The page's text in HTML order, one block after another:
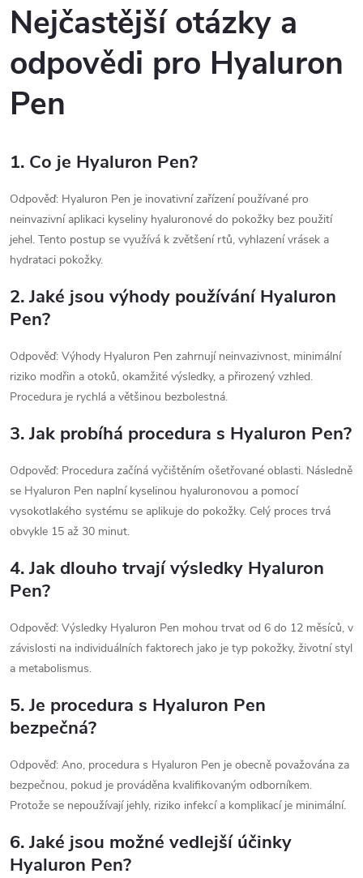
Nejčastější otázky a
odpovědi pro Hyaluron
Pen
1. Co je Hyaluron Pen?
Odpověď: Hyaluron Pen je inovativní zařízení používané pro
neinvazivní aplikaci kyseliny hyaluronové do pokožky bez použití
jehel. Tento postup se využívá k zvětšení rtů, vyhlazení vrásek a
hydrataci pokožky.
2. Jaké jsou výhody používání Hyaluron
Pen?
Odpověď: Výhody Hyaluron Pen zahrnují neinvazivnost, minimální
riziko modřin a otoků, okamžité výsledky, a přirozený vzhled.
Procedura je rychlá a většinou bezbolestná.
3. Jak probíhá procedura s Hyaluron Pen?
Odpověď: Procedura začíná vyčištěním ošetřované oblasti. Následně
se Hyaluron Pen naplní kyselinou hyaluronovou a pomocí
vysokotlakého systému se aplikuje do pokožky. Celý proces trvá
obvykle 15 až 30 minut.
4. Jak dlouho trvají výsledky Hyaluron
Pen?
Odpověď: Výsledky Hyaluron Pen mohou trvat od 6 do 12 měsíců, v
závislosti na individuálních faktorech jako je typ pokožky, životní styl
a metabolismus.
5. Je procedura s Hyaluron Pen
bezpečná?
Odpověď: Ano, procedura s Hyaluron Pen je obecně považována za
bezpečnou, pokud je prováděna kvalifikovaným odborníkem.
Protože se nepoužívají jehly, riziko infekcí a komplikací je minimální.
6. Jaké jsou možné vedlejší účinky
Hyaluron Pen?